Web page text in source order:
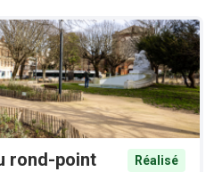
rond-point
Réalisé